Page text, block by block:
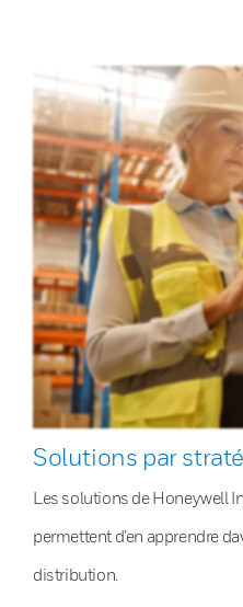
Solutions par
Les solutions de Honeywell
permettent d’en apprendre
distribution.